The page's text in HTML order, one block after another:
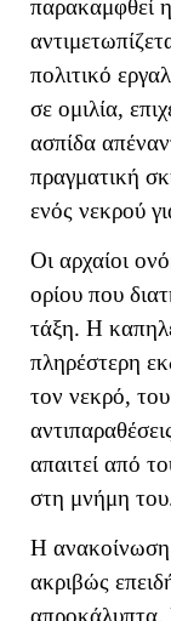
παρακαμφθεί
πολιτικό
σε ομιλία,
ασπίδα
πραγματική
ενός νεκρού
Οι αρχαίοι
ορίου που
τάξη. Η
πληρέστερη
τον νεκρό,
απαιτεί από
στη μνήμη
Η ανακοίνωση
ακριβώς